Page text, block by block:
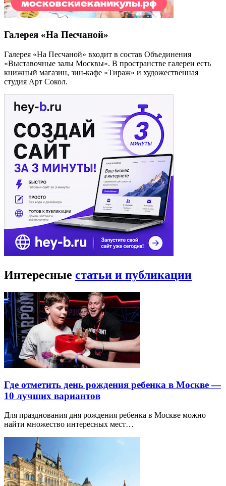
Галерея «На Песчаной»
Галерея «На Песчаной» входит в состав Объединения
«Выставочные залы Москвы». В пространстве галереи есть
книжный магазин, зин-кафе «Тираж» и художественная
студия Арт Сокол.
Интересные статьи и публикации
Где отметить день рождения ребенка в Москве —
10 лучших вариантов
Для празднования дня рождения ребенка в Москве можно
найти множество интересных мест…